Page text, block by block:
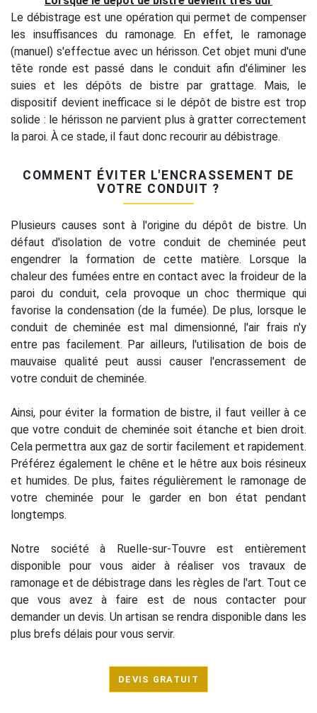
Le débistrage est une opération qui permet de compenser
les insuffisances du ramonage. En effet, le ramonage
(manuel) s'effectue avec un hérisson. Cet objet muni d'une
tête ronde est passé dans le conduit afin d'éliminer les
suies et les dépôts de bistre par grattage. Mais, le
dispositif devient inefficace si le dépôt de bistre est trop
solide : le hérisson ne parvient plus à gratter correctement
la paroi. À ce stade, il faut donc recourir au débistrage.
COMMENT ÉVITER L'ENCRASSEMENT DE
VOTRE CONDUIT ?
Plusieurs causes sont à l'origine du dépôt de bistre. Un
défaut d'isolation de votre conduit de cheminée peut
engendrer la formation de cette matière. Lorsque la
chaleur des fumées entre en contact avec la froideur de la
paroi du conduit, cela provoque un choc thermique qui
favorise la condensation (de la fumée). De plus, lorsque le
conduit de cheminée est mal dimensionné, l'air frais n'y
entre pas facilement. Par ailleurs, l'utilisation de bois de
mauvaise qualité peut aussi causer l'encrassement de
votre conduit de cheminée.
Ainsi, pour éviter la formation de bistre, il faut veiller à ce
que votre conduit de cheminée soit étanche et bien droit.
Cela permettra aux gaz de sortir facilement et rapidement.
Préférez également le chêne et le hêtre aux bois résineux
et humides. De plus, faites régulièrement le ramonage de
votre cheminée pour le garder en bon état pendant
longtemps.
Notre société à Ruelle-sur-Touvre est entièrement
disponible pour vous aider à réaliser vos travaux de
ramonage et de débistrage dans les règles de l'art. Tout ce
que vous avez à faire est de nous contacter pour
demander un devis. Un artisan se rendra disponible dans les
plus brefs délais pour vous servir.
DEVIS GRATUIT